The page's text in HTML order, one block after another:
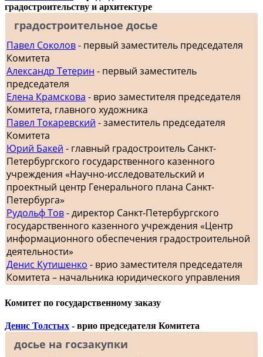
градостроительству и архитектуре
градостроительное досье
Павел Соколов- первый заместитель председателя
Комитета
Александр Тетерин - первый заместитель
председателя
Елена Крамскова - врио заместителя председателя
Комитета, главного художника
Павел Токаревский - заместитель председателя
Комитета
Юрий Бакей - главный градостроитель Санкт-
Петербургского государственного казенного
учреждения «Научно-исследовательский и
проектный центр Генерального плана Санкт-
Петербурга»
Рудольф Тов- директор Санкт-Петербургского
государственного казенного учреждения «Центр
информационного обеспечения градостроительной
деятельности»
Денис Кутишенко - врио заместителя председателя
Комитета – начальника юридического управления
Комитет по государственному заказу
Денис Толстых - врио председателя Комитета
досье на госзакупки